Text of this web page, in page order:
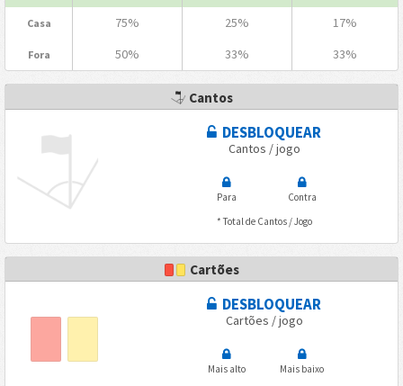
Casa 75% 25% 17%
Fora 50% 33% 33%
Cantos
DESBLOQUEAR
Cantos / jogo
Para
Contra
* Total de Cantos / Jogo
Cartões
DESBLOQUEAR
Cartões / jogo
Mais alto
Mais baixo